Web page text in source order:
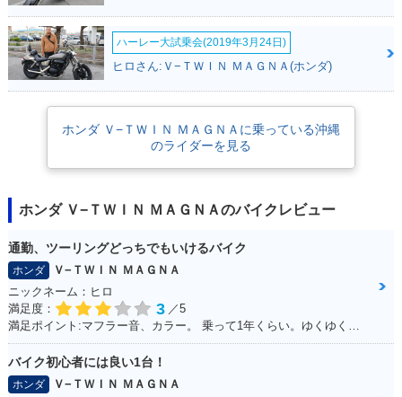
1995年 V-TWIN MA
GNA・カラーチェン
ジ
1994年 V-TWIN MA
GNA・新登場
ハーレー大試乗会(2019年3月24日)
ヒロさん:Ｖ−ＴＷＩＮ ＭＡＧＮＡ(ホンダ)
ホンダ Ｖ−ＴＷＩＮ ＭＡＧＮＡに乗っている沖縄
のライダーを見る
ホンダ Ｖ−ＴＷＩＮ ＭＡＧＮＡのバイクレビュー
通勤、ツーリングどっちでもいけるバイク
ホンダ
Ｖ−ＴＷＩＮ ＭＡＧＮＡ
ニックネーム：ヒロ
満足度：
3 ／5
バイク初心者には良い1台！
ホンダ
Ｖ−ＴＷＩＮ ＭＡＧＮＡ